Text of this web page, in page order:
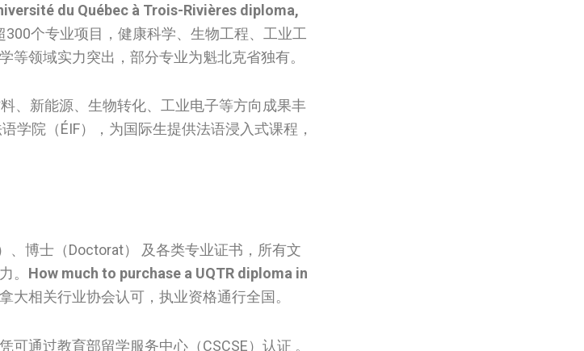
du Québec à Trois-Rivières diploma,
个专业项目，健康科学、生物工程、工业工
领域实力突出，部分专业为魁北克省独有。
、新能源、生物转化、工业电子等方向成果丰
学院（ÉIF），为国际生提供法语浸入式课程，
、博士（Doctorat） 及各类专业证书，所有文
。 How much to purchase a UQTR diploma in
相关行业协会认可，执业资格通行全国。
通过教育部留学服务中心（CSCSE）认证 。